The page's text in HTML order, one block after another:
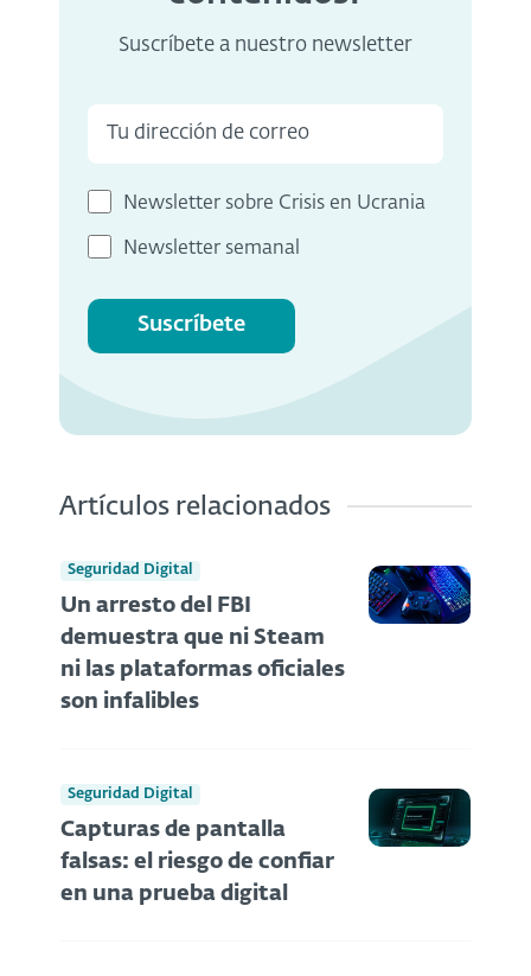
Suscríbete a nuestro newsletter
Newsletter sobre Crisis en Ucrania
Newsletter semanal
Suscríbete
Artículos relacionados
Seguridad Digital
Un arresto del FBI
demuestra que ni Steam
ni las plataformas oficiales
son infalibles
Seguridad Digital
Capturas de pantalla
falsas: el riesgo de confiar
en una prueba digital